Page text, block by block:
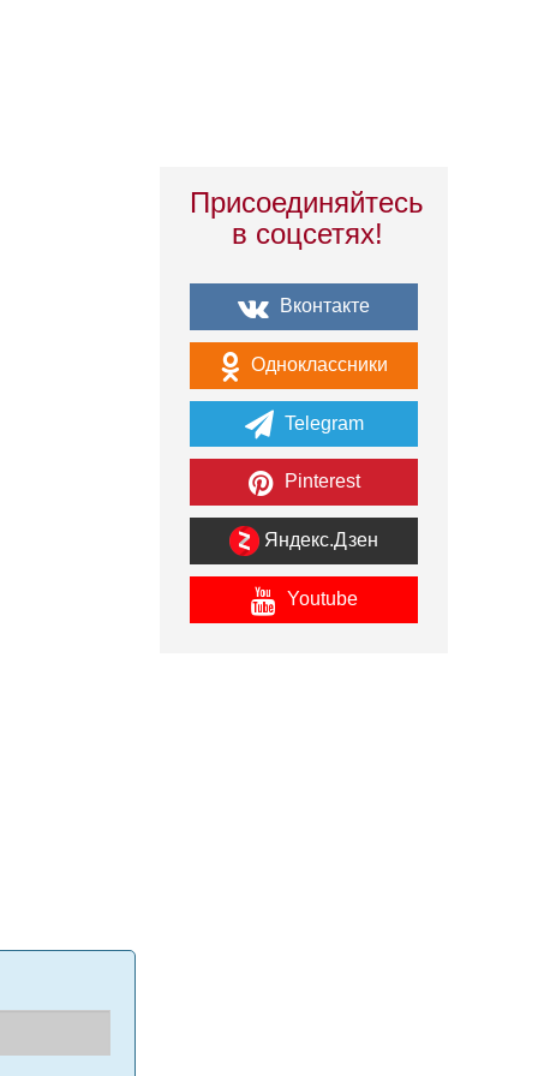
Присоединяйтесь
в соцсетях!
Вконтакте
Одноклассники
Telegram
Pinterest
Яндекс.Дзен
Youtube